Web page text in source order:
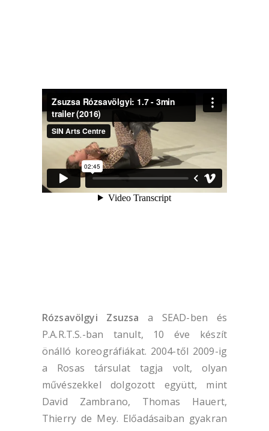
Rózsavölgyi Zsuzsa a SEAD-ben és
P.A.R.T.S.-ban tanult, 10 éve készít
önálló koreográfiákat. 2004-től 2009-ig
a Rosas társulat tagja volt, olyan
művészekkel dolgozott együtt, mint
David Zambrano, Thomas Hauert,
Thierry de Mey. Előadásaiban gyakran